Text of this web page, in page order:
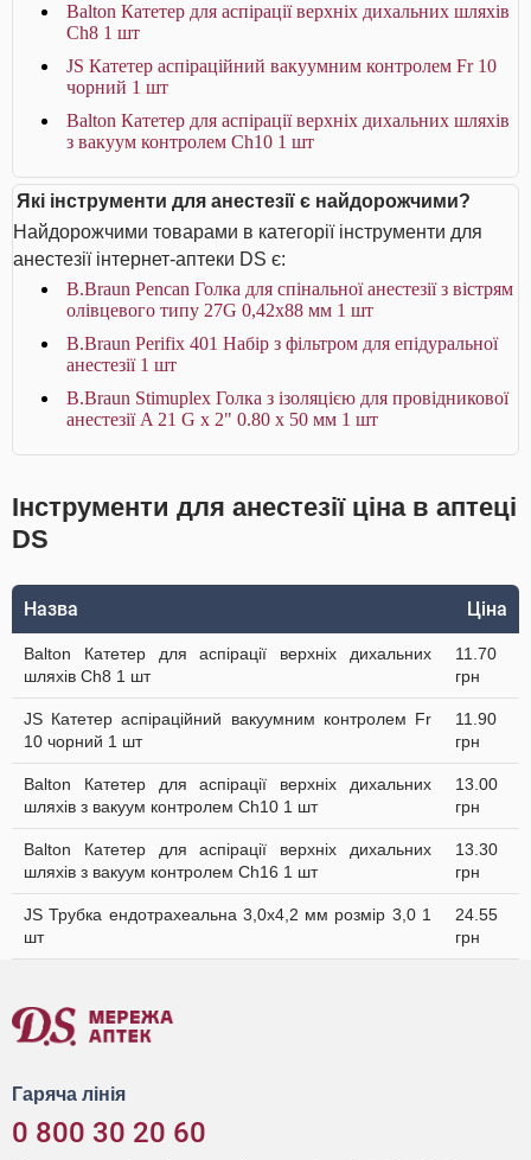
Balton Катетер для аспірації верхніх дихальних шляхів
Ch8 1 шт
JS Катетер аспіраційний вакуумним контролем Fr 10
чорний 1 шт
Balton Катетер для аспірації верхніх дихальних шляхів
з вакуум контролем Ch10 1 шт
Які інструменти для анестезії є найдорожчими?
Найдорожчими товарами в категорії інструменти для
анестезії інтернет-аптеки DS є:
B.Braun Pencan Голка для спінальної анестезії з вістрям
олівцевого типу 27G 0,42х88 мм 1 шт
B.Braun Perifix 401 Набір з фільтром для епідуральної
анестезії 1 шт
B.Braun Stimuplex Голка з ізоляцією для провідникової
анестезії A 21 G x 2" 0.80 x 50 мм 1 шт
Інструменти для анестезії ціна в аптеці
DS
Назва Ціна
Balton Катетер для аспірації верхніх дихальних
шляхів Ch8 1 шт
11.70
грн
JS Катетер аспіраційний вакуумним контролем Fr
10 чорний 1 шт
11.90
грн
Balton Катетер для аспірації верхніх дихальних
шляхів з вакуум контролем Ch10 1 шт
13.00
грн
Balton Катетер для аспірації верхніх дихальних
шляхів з вакуум контролем Ch16 1 шт
13.30
грн
JS Трубка ендотрахеальна 3,0х4,2 мм розмір 3,0 1
шт
24.55
грн
Гаряча лінія
0 800 30 20 60